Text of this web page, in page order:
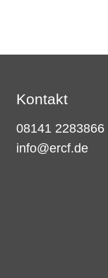
Kontakt
08141 2283866
info@ercf.de